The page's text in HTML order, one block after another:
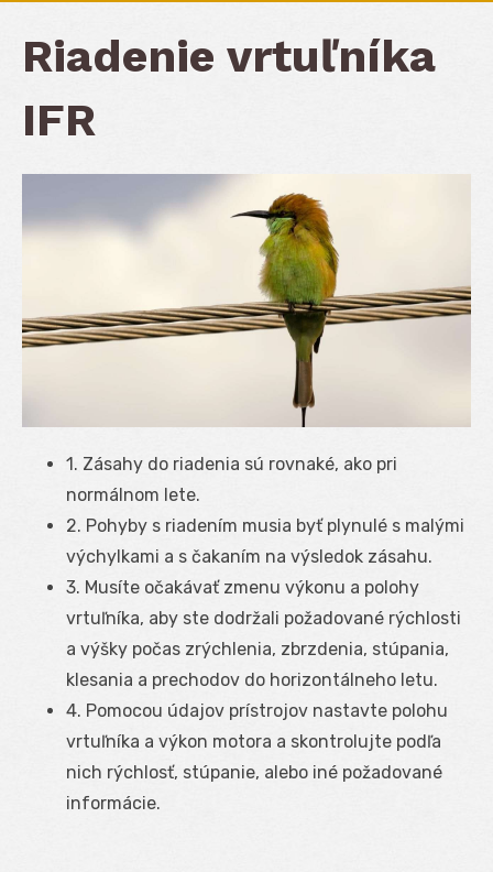
Riadenie vrtuľníka
IFR
1. Zásahy do riadenia sú rovnaké, ako pri
normálnom lete.
2. Pohyby s riadením musia byť plynulé s malými
výchylkami a s čakaním na výsledok zásahu.
3. Musíte očakávať zmenu výkonu a polohy
vrtuľníka, aby ste dodržali požadované rýchlosti
a výšky počas zrýchlenia, zbrzdenia, stúpania,
klesania a prechodov do horizontálneho letu.
4. Pomocou údajov prístrojov nastavte polohu
vrtuľníka a výkon motora a skontrolujte podľa
nich rýchlosť, stúpanie, alebo iné požadované
informácie.